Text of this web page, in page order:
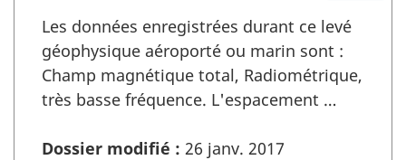
Les données enregistrées durant ce levé
géophysique aéroporté ou marin sont :
Champ magnétique total, Radiométrique,
très basse fréquence. L'espacement …
Dossier modifié : 26 janv. 2017